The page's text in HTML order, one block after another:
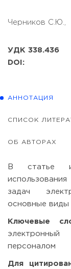
Черников С.Ю.,
УДК 338.436
DOI:
АННОТАЦИЯ
СПИСОК
ОБ АВТОРАХ
В статье
задач
основные виды
Ключевые
персоналом
Для